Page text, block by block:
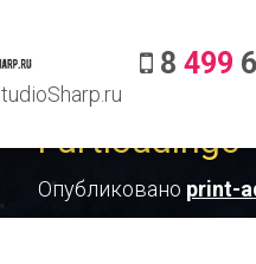
8 499
Fartloading3
Опубликовано print-